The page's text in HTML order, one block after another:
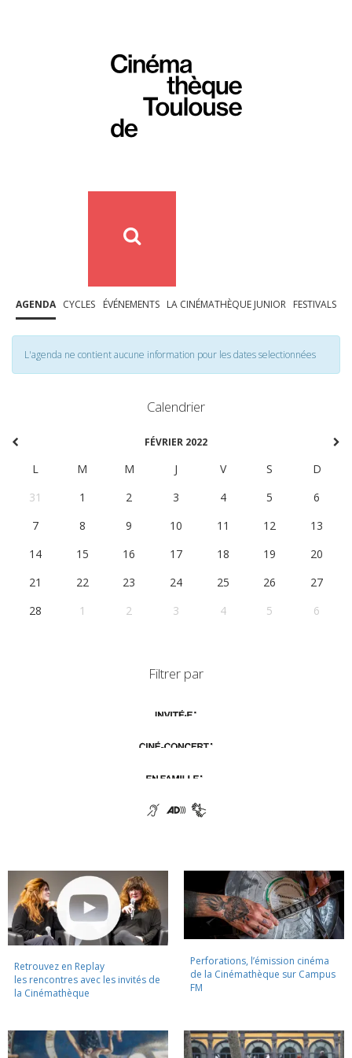
AGENDA CYCLES ÉVÉNEMENTS LA CINÉMATHÈQUE JUNIOR FESTIVALS
L'agenda ne contient aucune information pour les dates selectionnées
Calendrier
FÉVRIER 2022
L M M J V S
D
31
1 2 3 4 5
6
7
8 9 10 11 12
13
14
15 16 17 18 19
20
21
22 23 24 25 26
27
28
1 2 3 4 5 6
Filtrer par
Retrouvez en Replay
les rencontres avec les invités de
la Cinémathèque
Perforations, l’émission cinéma
de la Cinémathèque sur Campus
FM